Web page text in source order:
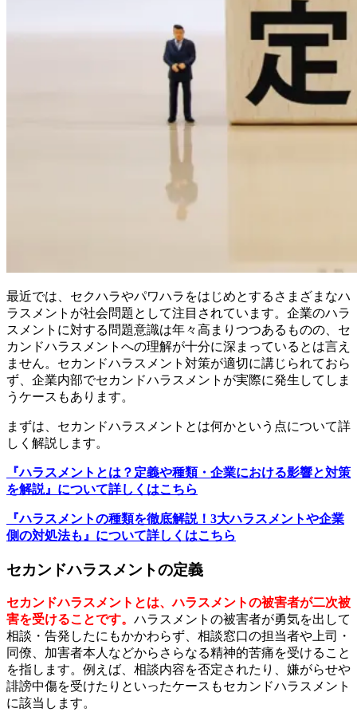
最近では、セクハラやパワハラをはじめとするさまざまなハ
ラスメントが社会問題として注目されています。企業のハラ
スメントに対する問題意識は年々高まりつつあるものの、セ
カンドハラスメントへの理解が十分に深まっているとは言え
ません。セカンドハラスメント対策が適切に講じられておら
ず、企業内部でセカンドハラスメントが実際に発生してしま
うケースもあります。
まずは、セカンドハラスメントとは何かという点について詳
しく解説します。
『ハラスメントとは？定義や種類・企業における影響と対策
を解説』について詳しくはこちら
『ハラスメントの種類を徹底解説！3大ハラスメントや企業
側の対処法も』について詳しくはこちら
セカンドハラスメントの定義
セカンドハラスメントとは、ハラスメントの被害者が二次被
害を受けることです。 ハラスメントの被害者が勇気を出して
相談・告発したにもかかわらず、相談窓口の担当者や上司・
同僚、加害者本人などからさらなる精神的苦痛を受けること
を指します。例えば、相談内容を否定されたり、嫌がらせや
誹謗中傷を受けたりといったケースもセカンドハラスメント
に該当します。